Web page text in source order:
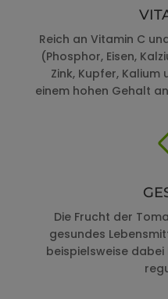
Reich an Vitamin C
(Phosphor, Eisen,
Zink, Kupfer,
einem hohen Gehalt
Die Frucht der
gesundes
beispielsweise